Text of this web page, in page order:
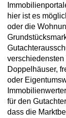
hier ist es
oder die
verschiedensten
Doppelhäuser,
oder
für den
dass die